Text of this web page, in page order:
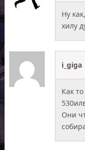
Ну
хилу
i_giga
Как
Они